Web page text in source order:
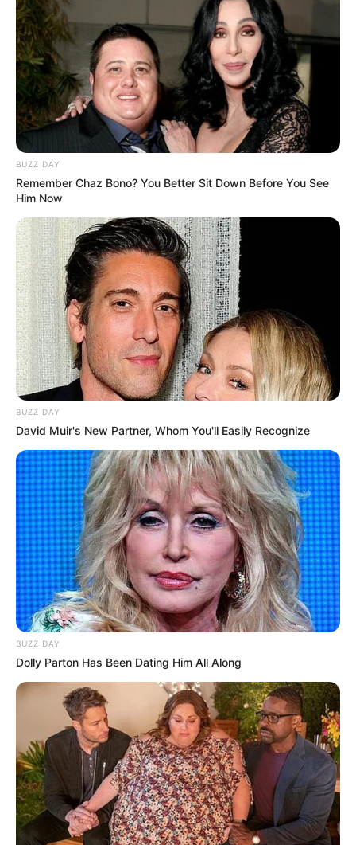
BUZZ DAY
Remember Chaz Bono? You Better Sit Down Before You See
Him Now
BUZZ DAY
David Muir's New Partner, Whom You'll Easily Recognize
BUZZ DAY
Dolly Parton Has Been Dating Him All Along